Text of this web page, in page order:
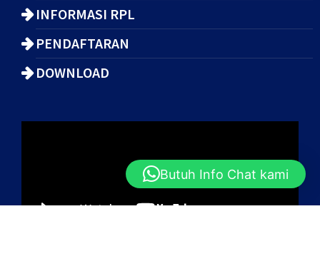
INFORMASI RPL
PENDAFTARAN
DOWNLOAD
Butuh Info Chat kami